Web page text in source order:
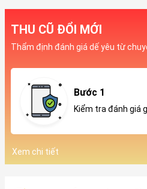
THU CŨ ĐỔI MỚI
Thẩm định đánh giá dế yêu từ
Xem chi tiết
Bước 1
Kiểm tra đánh giá